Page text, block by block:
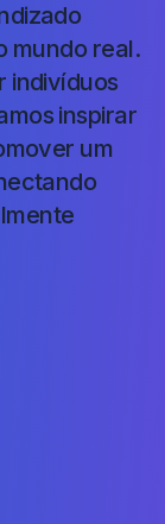
mundo real.
indivíduos
inspirar
um